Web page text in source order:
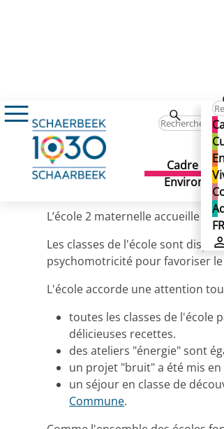
FR
Cadre de
Enfance & Education
Ecole 2
Ecole 2
Publié le 23/09/2025
L’école 2 maternelle accueille
Les classes de l'école sont
psychomotricité pour favoriser
L'école accorde une attention
toutes les classes de l'école
délicieuses recettes.
des ateliers "énergie" sont
un projet "bruit" a été mis
un séjour en classe de
Commune.